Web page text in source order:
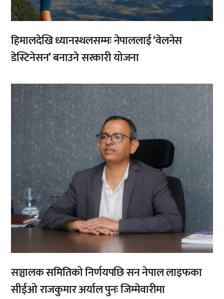
हिमालदेखि ध्यानस्थलसम्मः नेपाललाई ‘वेलनेस
डेस्टिनेसन’ बनाउने सरकारी योजना
सञ्चालक समितिको निर्णयपछि सन नेपाल लाइफका
सीईओ राजकुमार अर्याल पुनः जिम्मेवारीमा